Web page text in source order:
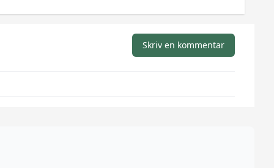
Skriv en kommentar